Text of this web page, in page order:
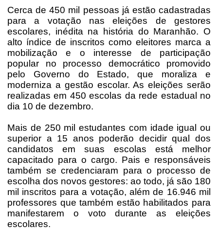
Cerca de 450 mil pessoas já estão cadastradas
para a votação nas eleições de gestores
escolares, inédita na história do Maranhão. O
alto índice de inscritos como eleitores marca a
mobilização e o interesse de participação
popular no processo democrático promovido
pelo Governo do Estado, que moraliza e
moderniza a gestão escolar. As eleições serão
realizadas em 450 escolas da rede estadual no
dia 10 de dezembro.
Mais de 250 mil estudantes com idade igual ou
superior a 15 anos poderão decidir qual dos
candidatos em suas escolas está melhor
capacitado para o cargo. Pais e responsáveis
também se credenciaram para o processo de
escolha dos novos gestores: ao todo, já são 180
mil inscritos para a votação, além de 16.946 mil
professores que também estão habilitados para
manifestarem o voto durante as eleições
escolares.